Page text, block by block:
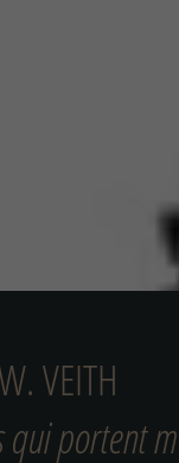
VEITH
qui portent